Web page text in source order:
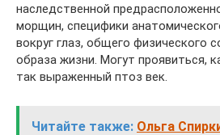
наследственной
морщин, специфики
вокруг глаз, общего физического
образа жизни. Могут проявиться,
так выраженный птоз век.
Читайте также: Ольга